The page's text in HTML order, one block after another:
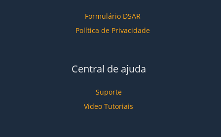
Formulário DSAR
Política de Privacidade
Central de ajuda
Suporte
Video Tutoriais